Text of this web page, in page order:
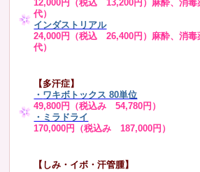
12,000円（税込 13,200円）麻酔、消毒
代）
インダストリアル
24,000円（税込 26,400円）麻酔、消毒
代）
【多汗症】
・ ワキボトックス 80単位
49,800円（税込み 54,780円）
・ミラドライ
170,000円（税込み 187,000円）
【しみ・イボ・汗管腫】